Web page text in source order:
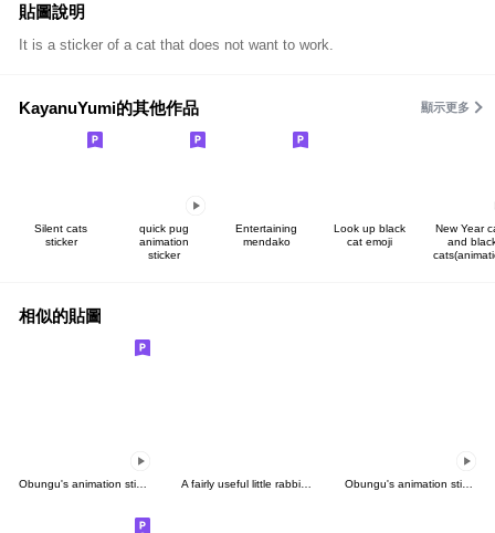
貼圖說明
It is a sticker of a cat that does not want to work.
KayanuYumi的其他作品 顯示更多
Silent cats
sticker
quick pug
animation
sticker
Entertaining
mendako
Look up black
cat emoji
New Year
and
相似的貼圖
Obungu's animation sticker A fairly useful little rabbit ver2 Obungu's animation sticker 2